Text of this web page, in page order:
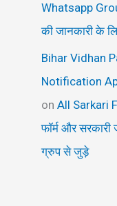
Whatsapp
की जानकारी के
Bihar Vidhan
Notification
onAll Sarkari
फॉर्म और सरकारी
ग्रुप से जुड़े